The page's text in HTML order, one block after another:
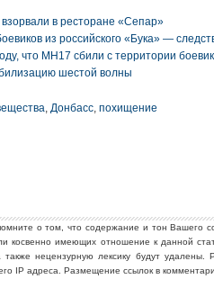
в ресторане «Сепар»
из российского «Бука» —
что MH17 сбили с территории
шестой волны
, Донбасс, похищение
о том, что содержание и тон Вашего
косвенно имеющих отношение к данной
нецензурную лексику будут удалены.
IP адреса. Размещение ссылок в